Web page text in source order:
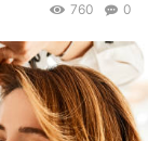
0
760